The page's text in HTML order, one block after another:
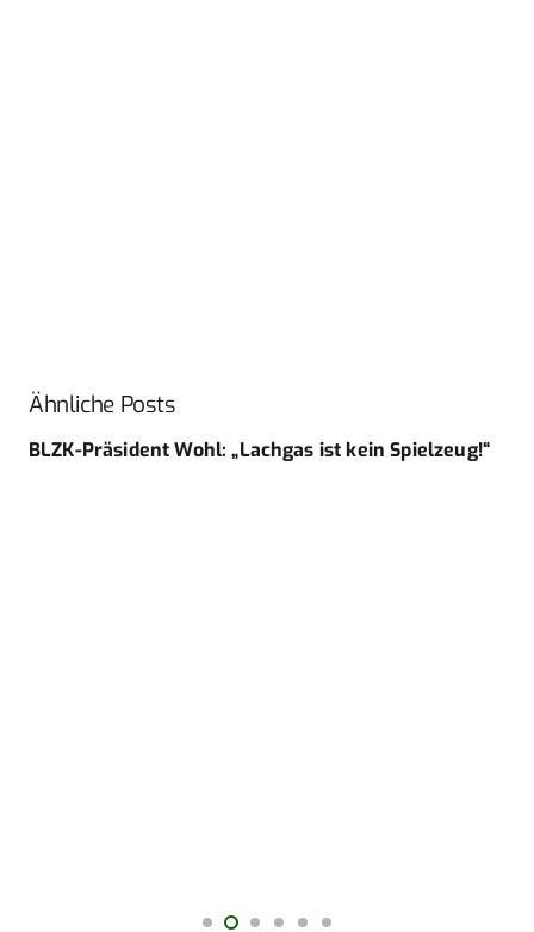
Ähnliche Posts
BLZK-Präsident Wohl: „Lachgas ist kein Spielzeug!“